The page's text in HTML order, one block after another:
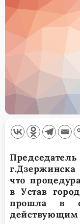
что
в Устав
прошла в
действующим